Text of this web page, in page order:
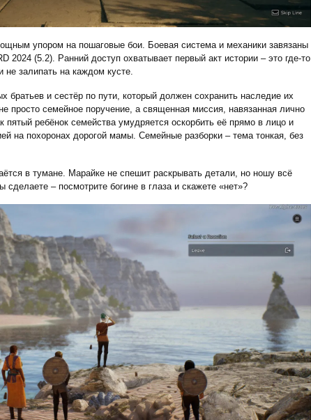
упором на пошаговые бои. Боевая система и механики завязаны
2024 (5.2). Ранний доступ охватывает первый акт истории – это где-то
не залипать на каждом кусте.
братьев и сестёр по пути, который должен сохранить наследие их
просто семейное поручение, а священная миссия, навязанная лично
пятый ребёнок семейства умудряется оскорбить её прямо в лицо и
на похоронах дорогой мамы. Семейные разборки – тема тонкая, без
в тумане. Марайке не спешит раскрывать детали, но ношу всё
сделаете – посмотрите богине в глаза и скажете «нет»?